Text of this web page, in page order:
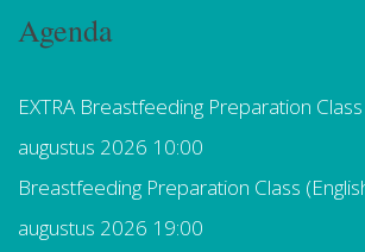
Agenda
EXTRA Breastfeeding Preparation Class
augustus 2026 10:00
Breastfeeding Preparation Class
augustus 2026 19:00